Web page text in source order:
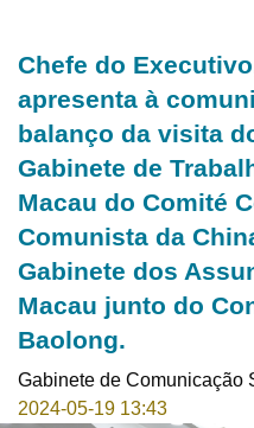
Chefe do
apresenta à
balanço da visita
Gabinete de
Macau do Comité
Comunista da
Gabinete dos
Macau junto do
Baolong.
Gabinete de Comunicação
2024-05-19 13:43